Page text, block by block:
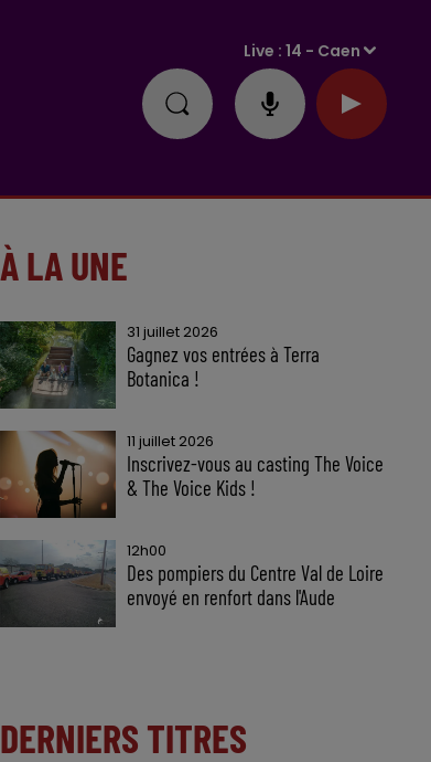
Live :14 - Caen
À LA UNE
31 juillet 2026
Gagnez vos entrées à Terra
Botanica !
11 juillet 2026
Inscrivez-vous au casting The Voice
& The Voice Kids !
12h00
Des pompiers du Centre Val de Loire
envoyé en renfort dans l'Aude
DERNIERS TITRES